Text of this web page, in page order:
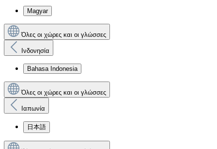
Magyar
Όλες οι χώρες και οι γλώσσες
Ινδονησία
Bahasa Indonesia
Όλες οι χώρες και οι γλώσσες
Ιαπωνία
日本語